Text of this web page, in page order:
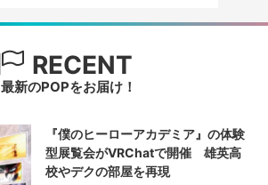
RECENT
最新のPOPをお届け！
『僕のヒーローアカデミア』の体験
型展覧会がVRChatで開催 雄英高
校やデクの部屋を再現